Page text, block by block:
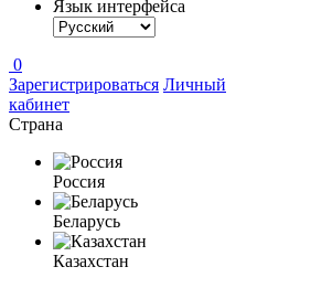
Язык интерфейса
0
Зарегистрироваться Личный
кабинет
Страна
Россия
Беларусь
Казахстан